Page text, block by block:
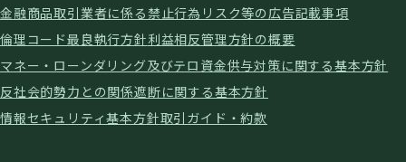
金融商品取引業者に係る禁止行為 リスク等の広告記載事項
倫理コード最良執行方針利益相反管理方針の概要
マネー・ローンダリング及びテロ資金供与対策に関する基本方針
反社会的勢力との関係遮断に関する基本方針
情報セキュリティ基本方針取引ガイド・約款